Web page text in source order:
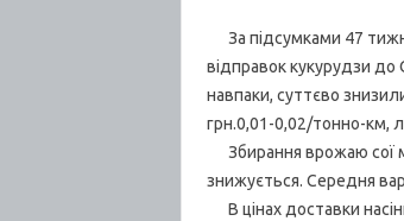
За підсумками 47
відправок кукурудзи
навпаки, суттєво
грн.0,01-0,02/тонно-км,
Збирання врожаю сої
знижується. Середня
В цінах доставки